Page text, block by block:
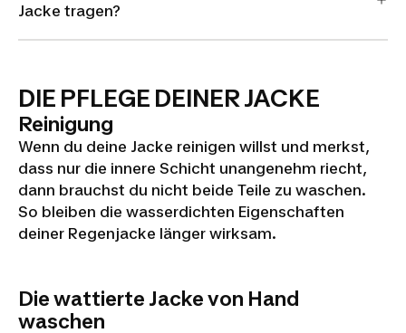
Jacke tragen?
DIE PFLEGE DEINER JACKE
Reinigung
Wenn du deine Jacke reinigen willst und merkst,
dass nur die innere Schicht unangenehm riecht,
dann brauchst du nicht beide Teile zu waschen.
So bleiben die wasserdichten Eigenschaften
deiner Regenjacke länger wirksam.
Die wattierte Jacke von Hand
waschen